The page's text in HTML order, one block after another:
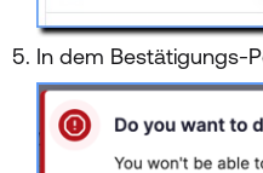
In dem Bestätigungs-